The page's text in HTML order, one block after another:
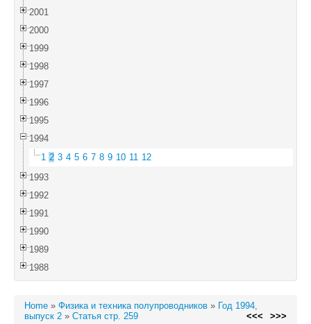
2001
2000
1999
1998
1997
1996
1995
1994
1 2 3 4 5 6 7 8 9 10 11 12
1993
1992
1991
1990
1989
1988
Home » Физика и техника полупроводников » Год 1994,
выпуск 2 » Статья стр. 259 <<< >>>